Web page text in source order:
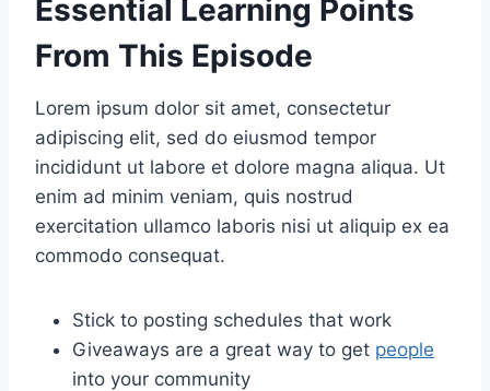
Essential Learning Points
From This Episode
Lorem ipsum dolor sit amet, consectetur
adipiscing elit, sed do eiusmod tempor
incididunt ut labore et dolore magna aliqua. Ut
enim ad minim veniam, quis nostrud
exercitation ullamco laboris nisi ut aliquip ex ea
commodo consequat.
Stick to posting schedules that work
Giveaways are a great way to get people
into your community